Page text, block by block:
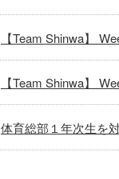
【Team Shinwa】
【Team Shinwa】
体育総部１年次生を